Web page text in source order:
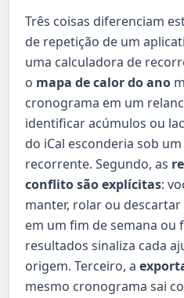
Três coisas diferenciam
de repetição de um
uma calculadora de
o mapa de calor do ano
cronograma em um
identificar acúmulos ou
do iCal esconderia sob
recorrente. Segundo, as
conflito são explícitas:
manter, rolar ou
em um fim de semana ou
resultados sinaliza cada
origem. Terceiro, a
mesmo cronograma sai